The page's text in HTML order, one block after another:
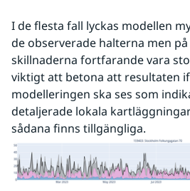
I de flesta fall lyckas modellen
de observerade halterna men
skillnaderna fortfarande vara
viktigt att betona att resultaten
modelleringen ska ses som
detaljerade lokala
sådana finns tillgängliga.